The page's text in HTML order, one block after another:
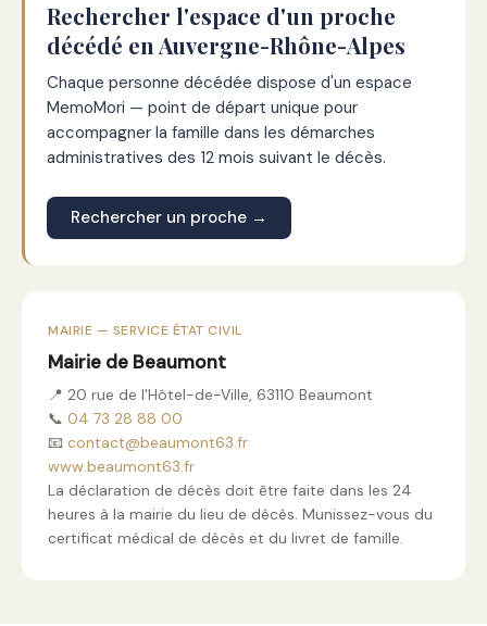
Rechercher l'espace d'un proche
décédé en Auvergne-Rhône-Alpes
Chaque personne décédée dispose d'un espace
MemoMori — point de départ unique pour
accompagner la famille dans les démarches
administratives des 12 mois suivant le décès.
Rechercher un proche →
MAIRIE — SERVICE ÉTAT CIVIL
Mairie de Beaumont
📍 20 rue de l'Hôtel-de-Ville, 63110 Beaumont
📞 04 73 28 88 00
📧 contact@beaumont63.fr
www.beaumont63.fr
La déclaration de décès doit être faite dans les 24
heures à la mairie du lieu de décès. Munissez-vous du
certificat médical de décès et du livret de famille.